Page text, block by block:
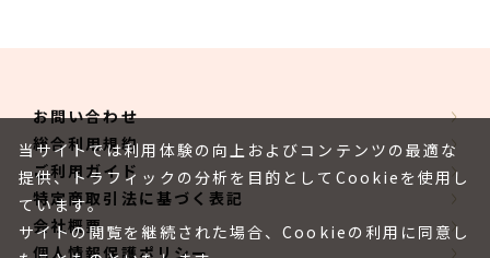
お問い合わせ
総合利用規約
ご利用ガイド
特定商取引法に基づく表記
会社概要
個人情報保護ポリシー
当サイトでは利用体験の向上およびコンテンツの最適な
提供、トラフィックの分析を目的としてCookieを使用し
ています。
サイトの閲覧を継続された場合、Cookieの利用に同意し